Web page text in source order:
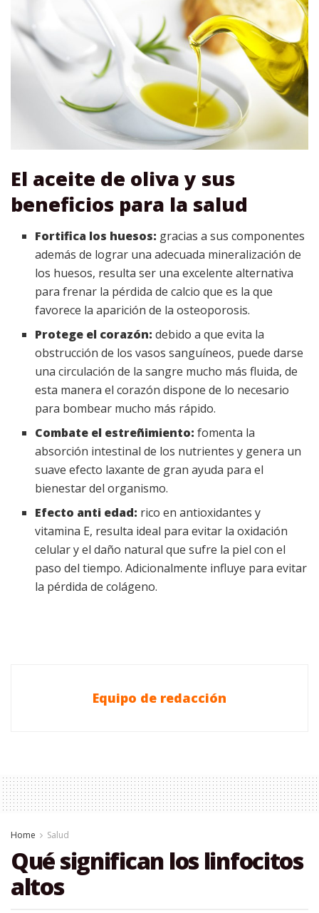
El aceite de oliva y sus
beneficios para la salud
Fortifica los huesos: gracias a sus componentes
además de lograr una adecuada mineralización de
los huesos, resulta ser una excelente alternativa
para frenar la pérdida de calcio que es la que
favorece la aparición de la osteoporosis.
Protege el corazón:debido a que evita la
obstrucción de los vasos sanguíneos, puede darse
una circulación de la sangre mucho más fluida, de
esta manera el corazón dispone de lo necesario
para bombear mucho más rápido.
Combate el estreñimiento:fomenta la
absorción intestinal de los nutrientes y genera un
suave efecto laxante de gran ayuda para el
bienestar del organismo.
Efecto anti edad: rico en antioxidantes y
vitamina E, resulta ideal para evitar la oxidación
celular y el daño natural que sufre la piel con el
paso del tiempo. Adicionalmente influye para evitar
la pérdida de colágeno.
Equipo de redacción
Home Salud
Qué significan los linfocitos
altos